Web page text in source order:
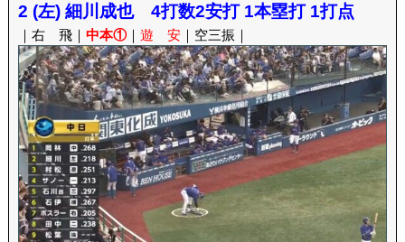
2 (左) 細川成也 4打数2安打 1本塁打 1打点
｜右 飛｜ 中本①｜ 遊 安｜空三振｜